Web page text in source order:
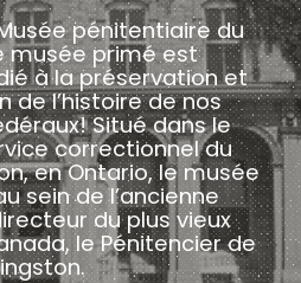
pénitentiaire du
musée primé est
à la préservation et
de l’histoire de nos
Situé dans le
correctionnel du
en Ontario, le musée
sein de l’ancienne
du plus vieux
le Pénitencier de